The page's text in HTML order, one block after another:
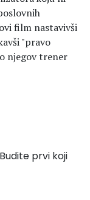
film nastavivši
"pravo
njegov trener
prvi koji